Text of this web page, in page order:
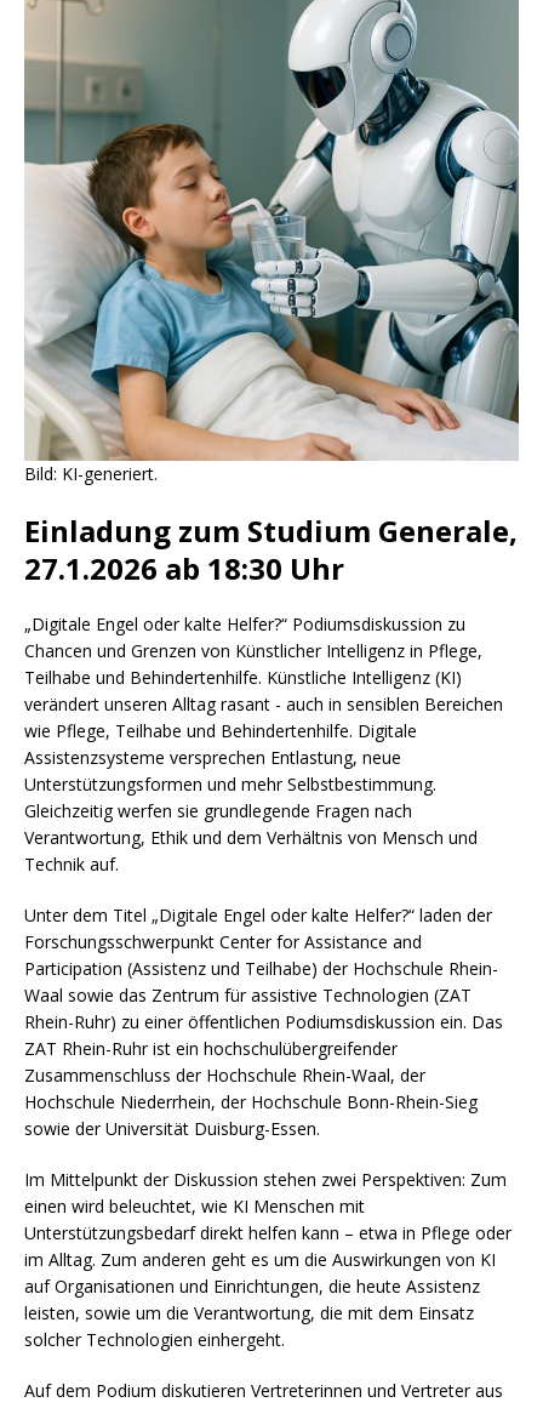
Bild: KI-generiert.
Einladung zum Studium Generale,
27.1.2026 ab 18:30 Uhr
„Digitale Engel oder kalte Helfer?“ Podiumsdiskussion zu
Chancen und Grenzen von Künstlicher Intelligenz in Pflege,
Teilhabe und Behindertenhilfe. Künstliche Intelligenz (KI)
verändert unseren Alltag rasant - auch in sensiblen Bereichen
wie Pflege, Teilhabe und Behindertenhilfe. Digitale
Assistenzsysteme versprechen Entlastung, neue
Unterstützungsformen und mehr Selbstbestimmung.
Gleichzeitig werfen sie grundlegende Fragen nach
Verantwortung, Ethik und dem Verhältnis von Mensch und
Technik auf.
Unter dem Titel „Digitale Engel oder kalte Helfer?“ laden der
Forschungsschwerpunkt Center for Assistance and
Participation (Assistenz und Teilhabe) der Hochschule Rhein-
Waal sowie das Zentrum für assistive Technologien (ZAT
Rhein-Ruhr) zu einer öffentlichen Podiumsdiskussion ein. Das
ZAT Rhein-Ruhr ist ein hochschulübergreifender
Zusammenschluss der Hochschule Rhein-Waal, der
Hochschule Niederrhein, der Hochschule Bonn-Rhein-Sieg
sowie der Universität Duisburg-Essen.
Im Mittelpunkt der Diskussion stehen zwei Perspektiven: Zum
einen wird beleuchtet, wie KI Menschen mit
Unterstützungsbedarf direkt helfen kann – etwa in Pflege oder
im Alltag. Zum anderen geht es um die Auswirkungen von KI
auf Organisationen und Einrichtungen, die heute Assistenz
leisten, sowie um die Verantwortung, die mit dem Einsatz
solcher Technologien einhergeht.
Auf dem Podium diskutieren Vertreterinnen und Vertreter aus